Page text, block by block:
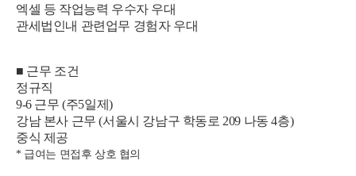
엑셀 등 작업능력 우수자 우대
관세법인내 관련업무 경험자 우대
■ 근무 조건
정규직
9-6 근무 (주5일제)
강남 본사 근무 (서울시 강남구 학동로 209 나동 4층)
중식 제공
* 급여는 면접후 상호 협의